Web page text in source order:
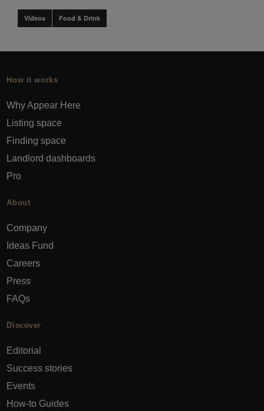
Videos Food & Drink
How it works
Why Appear Here
Listing space
Finding space
Landlord dashboards
Pro
About
Company
Ideas Fund
Careers
Press
FAQs
Discover
Editorial
Success stories
Events
How-to Guides